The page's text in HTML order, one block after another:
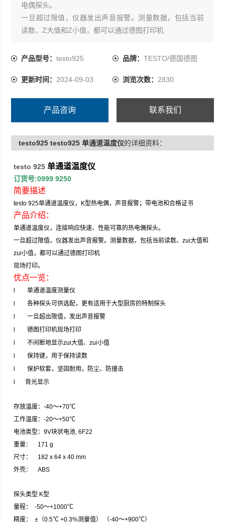
电偶探头。
一旦超过限值，仪器发出声音报警。测量数据，包括当前
读数、Z大值和Z小值，都可以通过德图打印机
产品型号：testo925 品牌： TESTO/德国德图
更新时间： 2024-09-03 浏览次数： 2830
产品咨询 联系我们
testo925 testo925 单通道温度仪的详细资料：
testo 925单通道温度仪
订货号:0999 9250
简要描述
testo 925单通道温度仪， K型热电偶，声音报警；带电池和合格证书
产品介绍：
单通道温度仪，连接响应快速、性能可靠的热电偶探头。
一旦超过限值，仪器发出声音报警。测量数据，包括当前读数、zui大值和
zui小值，都可以通过德图打印机
现场打印。
优点一览：
单通道温度测量仪
各种探头可供选配，更有适用于大型厨房的特制探头
一旦超出限值，发出声音报警
德图打印机现场打印
不间断地显示zui大值、zui小值
保持键，用于保持读数
保护软套，坚固耐用，防尘、防撞击
背光显示
存放温度：-40～+70℃
工作温度：-20～+50℃
电池类型：9V块状电池, 6F22
重量：
171 g
尺寸：
182 x 64 x 40 mm
外壳：
ABS
探头类型 K型
量程：
-50～+1000℃
精度：
± （0.5℃ +0.3%测量值） （-40～+900℃）